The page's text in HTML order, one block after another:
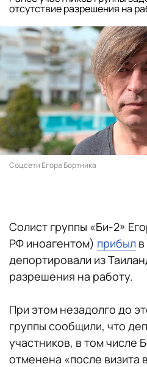
отсутствие разрешения на
Соцсети Егора Бортника
Солист группы «Би-2»
РФ иноагентом) прибыл
депортировали из
разрешения на работу.
При этом незадолго до
группы сообщили, что
участников, в том числе
отменена «после визита